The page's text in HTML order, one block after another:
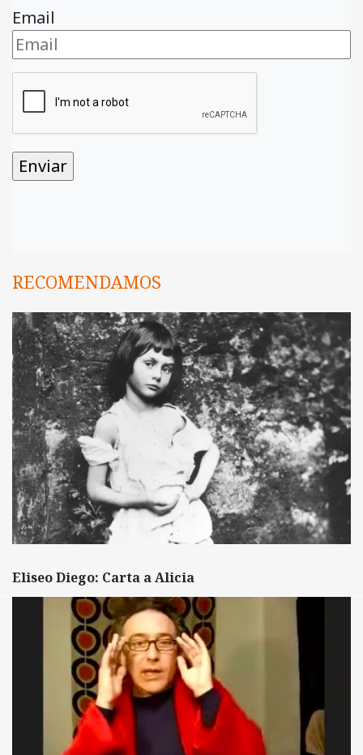
Email
RECOMENDAMOS
Eliseo Diego: Carta a Alicia